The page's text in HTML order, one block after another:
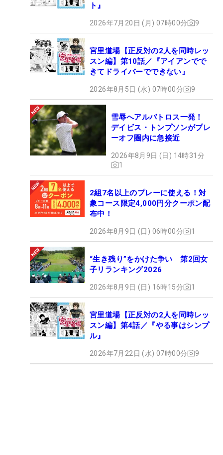
ト』
2026年7月20日 (月) 07時00分 9
宮里道場【正反対の2人を同時レッ
スン編】第10話／『アイアンでで
きてドライバーでできない』
2026年8月5日 (水) 07時00分 9
雪辱へアルバトロス一発！
デイビス・トンプソンがプレ
ーオフ圏内に急接近
2026年8月9日 (日) 14時31分
1
2組7名以上のプレーに使える！対
象コース限定4,000円分クーポン配
布中！
2026年8月9日 (日) 06時00分 1
“生き残り”をかけた争い 第2回女
子リランキング2026
2026年8月9日 (日) 16時15分 1
宮里道場【正反対の2人を同時レッ
スン編】第4話／『やる事はシンプ
ル』
2026年7月22日 (水) 07時00分 9